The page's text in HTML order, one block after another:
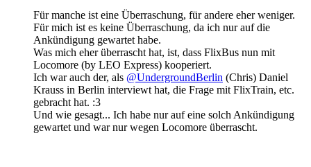
Für manche ist eine Überraschung, für andere eher weniger.
Für mich ist es keine Überraschung, da ich nur auf die
Ankündigung gewartet habe.
Was mich eher überrascht hat, ist, dass FlixBus nun mit
Locomore (by LEO Express) kooperiert.
Ich war auch der, als @UndergroundBerlin (Chris) Daniel
Krauss in Berlin interviewt hat, die Frage mit FlixTrain, etc.
gebracht hat. :3
Und wie gesagt... Ich habe nur auf eine solch Ankündigung
gewartet und war nur wegen Locomore überrascht.